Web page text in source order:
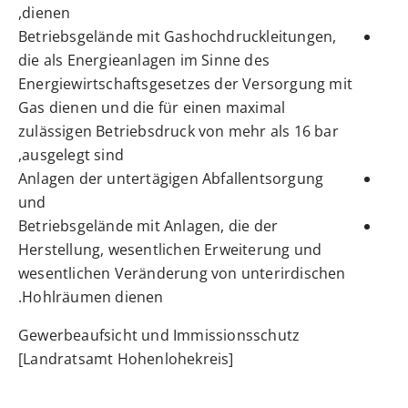
dienen,
Betriebsgelände mit Gashochdruckleitungen,
die als Energieanlagen im Sinne des
Energiewirtschaftsgesetzes der Versorgung mit
Gas dienen und die für einen maximal
zulässigen Betriebsdruck von mehr als 16 bar
ausgelegt sind,
Anlagen der untertägigen Abfallentsorgung
und
Betriebsgelände mit Anlagen, die der
Herstellung, wesentlichen Erweiterung und
wesentlichen Veränderung von unterirdischen
Hohlräumen dienen.
Gewerbeaufsicht und Immissionsschutz
[Landratsamt Hohenlohekreis]